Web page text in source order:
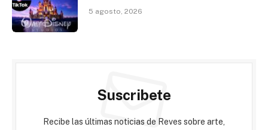
5 agosto, 2026
Suscribete
Recibe las últimas noticias de Reves sobre arte,